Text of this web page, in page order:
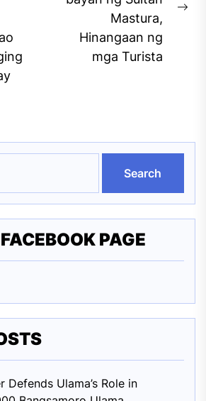
Mastura,
Hinangaan ng
mga Turista
PAGE
Defends Ulama’s Role in